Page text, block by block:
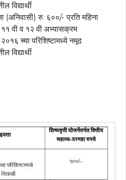
विद्यार्थी
(अनिवासी) रु. ६००/- प्रति महिना
वी व १२ वी अभ्यासक्रम
च्या परिशिष्टामध्ये नमूद
विद्यार्थी